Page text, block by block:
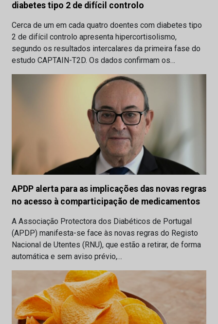
diabetes tipo 2 de difícil controlo
Cerca de um em cada quatro doentes com diabetes tipo
2 de difícil controlo apresenta hipercortisolismo,
segundo os resultados intercalares da primeira fase do
estudo CAPTAIN-T2D. Os dados confirmam os…
APDP alerta para as implicações das novas regras
no acesso à comparticipação de medicamentos
A Associação Protectora dos Diabéticos de Portugal
(APDP) manifesta-se face às novas regras do Registo
Nacional de Utentes (RNU), que estão a retirar, de forma
automática e sem aviso prévio,…